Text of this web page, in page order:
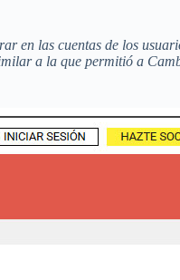
en las cuentas de los
a la que permitió a